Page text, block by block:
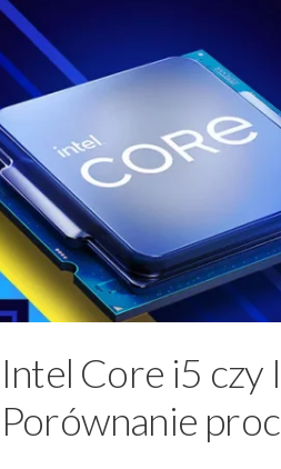
Intel Core i5 czy
Porównanie